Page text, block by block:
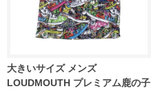
大きいサイズ メンズ
LOUDMOUTH プレミアム鹿の子